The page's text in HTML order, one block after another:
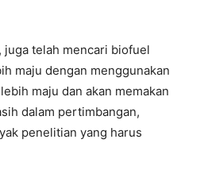
juga telah mencari biofuel
maju dengan menggunakan
maju dan akan memakan
dalam pertimbangan,
penelitian yang harus